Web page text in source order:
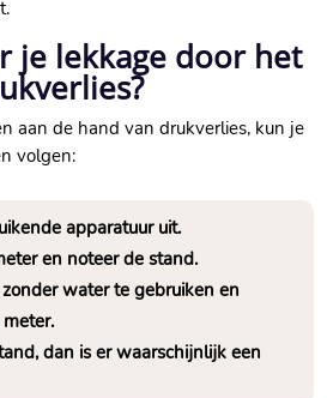
je lekkage door het
aan de hand van drukverlies, kun je
volgen:
apparatuur uit.​
en noteer de stand.​
water te gebruiken en
dan is er waarschijnlijk een